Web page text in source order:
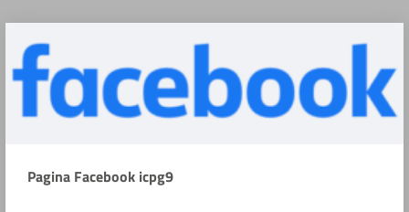
Pagina Facebook icpg9